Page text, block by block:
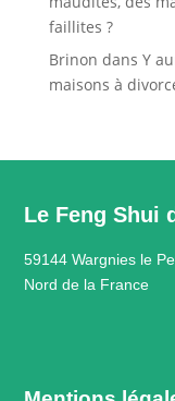
faillites ?
Brinon dans Y
maisons à
Le Feng Shui
59144 Wargnies le
Nord de la France